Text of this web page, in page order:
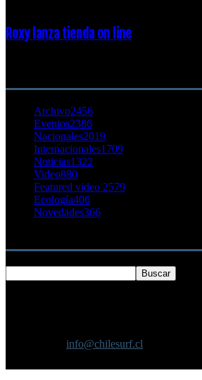
Roxy lanza tienda on line
Archivo2456
Eventos2386
Nacionales2019
Internacionales1709
Noticias1322
Video880
Featured video 2579
Ecología406
Novedades366
info@chilesurf.cl